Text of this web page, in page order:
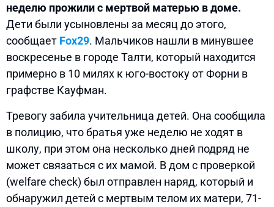
неделю прожили с мертвой матерью в доме.
Дети были усыновлены за месяц до этого,
сообщает Fox29. Мальчиков нашли в минувшее
воскресенье в городе Талти, который находится
примерно в 10 милях к юго-востоку от Форни в
графстве Кауфман.
Тревогу забила учительница детей. Она сообщила
в полицию, что братья уже неделю не ходят в
школу, при этом она несколько дней подряд не
может связаться с их мамой. В дом с проверкой
(welfare check) был отправлен наряд, который и
обнаружил детей с мертвым телом их матери, 71-